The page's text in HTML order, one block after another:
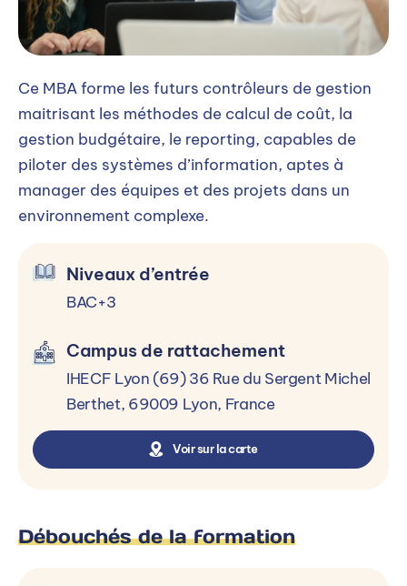
Ce MBA forme les futurs contrôleurs de gestion
maitrisant les méthodes de calcul de coût, la
gestion budgétaire, le reporting, capables de
piloter des systèmes d’information, aptes à
manager des équipes et des projets dans un
environnement complexe.
Niveaux d’entrée
BAC+3
Campus de rattachement
IHECF Lyon (69) 36 Rue du Sergent Michel
Berthet, 69009 Lyon, France
Voir sur la carte
Débouchés de la formation
PILOTER LA PRODUCTION DE
L'INFORMATION COMPTABLE
Comptabilité approfondie
Comptabilité informatisée
Droit fiscal et gestion juridique et sociale
Risques liés aux contrats
Pilotage du contrôle interne
Optimisation de la structure juridique
Restructuration des sociétés
Fiscalités des groupes et des opérations du
fusion
Étude de cas
PILOTER LA STRUCTURE
Diagnostic financier approfondi